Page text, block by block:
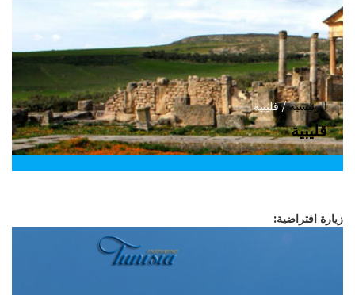
أنت
هنا
الرئيسية / قليبية
قليبية
زيارة افتراضية: